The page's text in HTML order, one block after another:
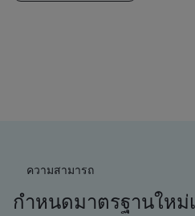
ความสามารถ
กำหนดมาตรฐานใหม่